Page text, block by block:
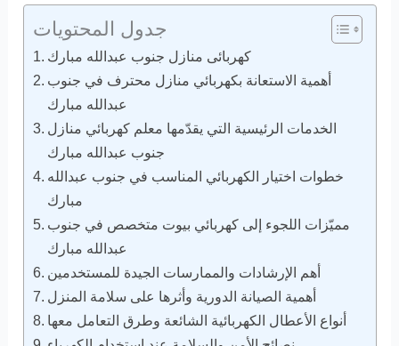
جدول المحتويات
كهربائى منازل جنوب عبدالله مبارك
أهمية الاستعانة بكهربائي منازل محترف في جنوب
عبدالله مبارك
الخدمات الرئيسية التي يقدّمها معلم كهربائي منازل
جنوب عبدالله مبارك
خطوات اختيار الكهربائي المناسب في جنوب عبدالله
مبارك
مميّزات اللجوء إلى كهربائي بيوت متخصص في جنوب
عبدالله مبارك
أهم الإرشادات والممارسات الجيدة للمستخدمين
أهمية الصيانة الدورية وأثرها على سلامة المنزل
أنواع الأعطال الكهربائية الشائعة وطرق التعامل معها